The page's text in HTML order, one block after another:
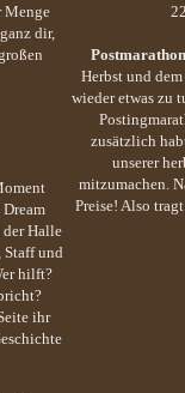
Menge
dir,
der Halle
Staff und
hilft?
ihr
Herbst und
wieder etwas zu
zusätzlich
unserer
mitzumachen.
Preise! Also